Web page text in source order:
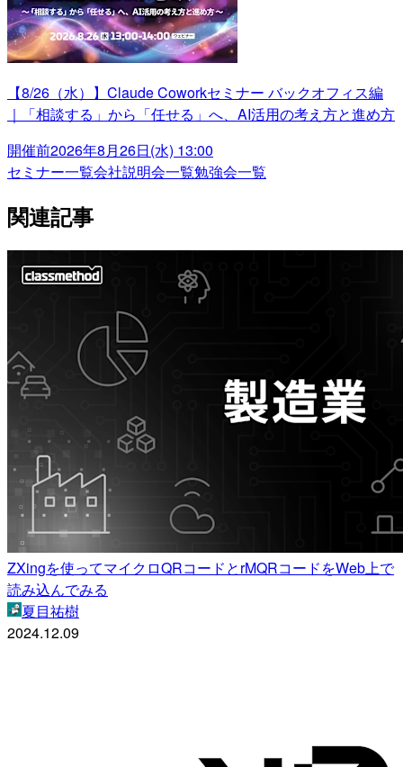
【8/26（水）】Claude Coworkセミナー バックオフィス編
｜「相談する」から「任せる」へ、AI活用の考え方と進め方
開催前2026年8月26日(水) 13:00
セミナー一覧会社説明会一覧勉強会一覧
関連記事
ZXingを使ってマイクロQRコードとrMQRコードをWeb上で
読み込んでみる
夏目祐樹
2024.12.09